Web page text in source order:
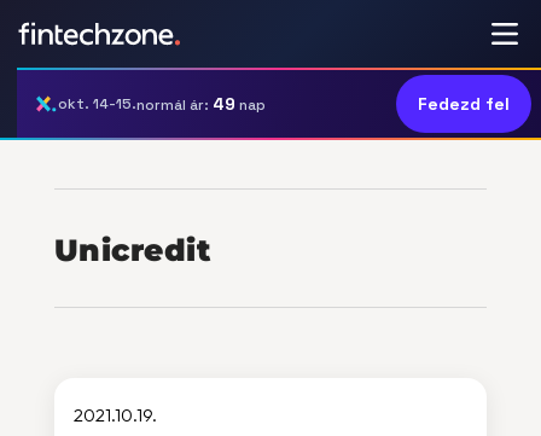
okt. 14-15.normál ár: 49 nap Fedezd fel
Unicredit
2021.10.19.